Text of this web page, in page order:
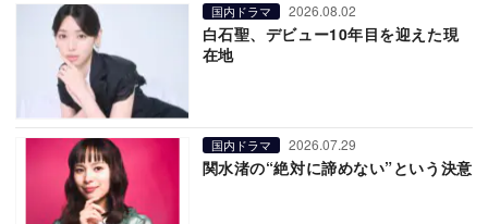
国内ドラマ 2026.08.02
白石聖、デビュー10年目を迎えた現
在地
国内ドラマ 2026.07.29
関水渚の“絶対に諦めない”という決意